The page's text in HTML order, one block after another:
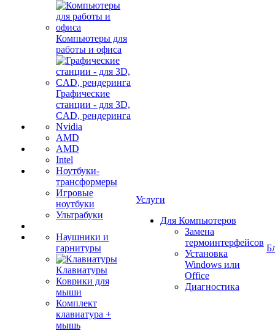
Компьютеры для
работы и офиса
Графические
станции - для 3D,
CAD, рендеринга
Nvidia
AMD
AMD
Intel
Ноутбуки-
трансформеры
Игровые
ноутбуки
Ультрабуки
Наушники и
гарнитуры
Клавиатуры
Коврики для
мыши
Комплект
клавиатура +
мышь
Услуги
Для Компьютеров
Замена
термоинтерфейсов
Установка
Windows или
Office
Диагностика